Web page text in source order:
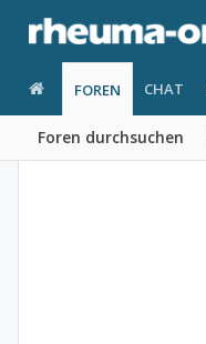
FOREN
Foren durchsuchen
CHAT